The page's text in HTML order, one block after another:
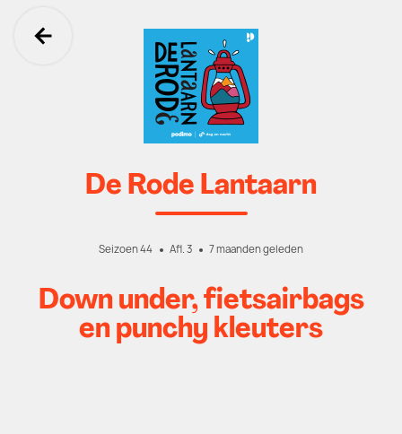
Ga terug
De Rode Lantaarn
Seizoen 44 Afl. 3 7 maanden geleden
Down under, fietsairbags
en punchy kleuters